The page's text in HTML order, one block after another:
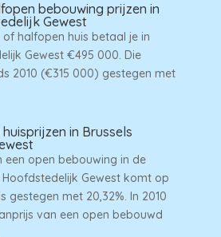
bebouwing prijzen in
Gewest
halfopen huis betaal je in
Gewest €495 000. Die
2010 (€315 000) gestegen met
in Brussels
een open bebouwing in de
Hoofdstedelijk Gewest komt op
gestegen met 20,32%. In 2010
van een open bebouwd